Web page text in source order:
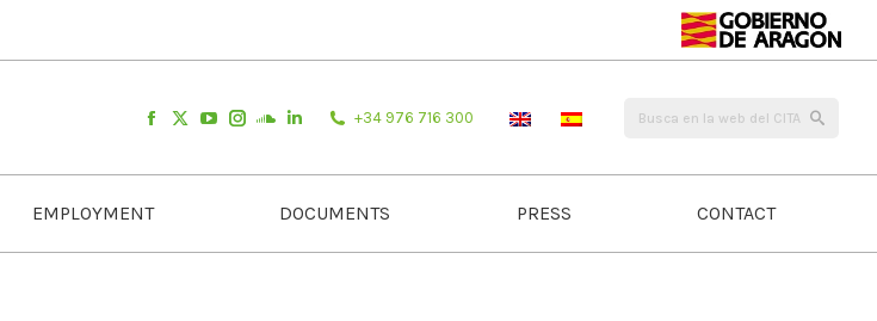
+34 976 716 300
EMPLOYMENT DOCUMENTS PRESS CONTACT